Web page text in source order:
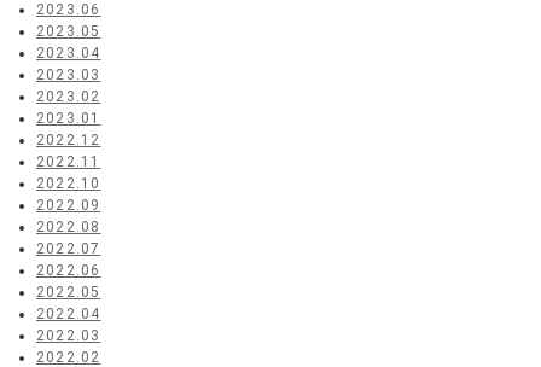
2023.06
2023.05
2023.04
2023.03
2023.02
2023.01
2022.12
2022.11
2022.10
2022.09
2022.08
2022.07
2022.06
2022.05
2022.04
2022.03
2022.02